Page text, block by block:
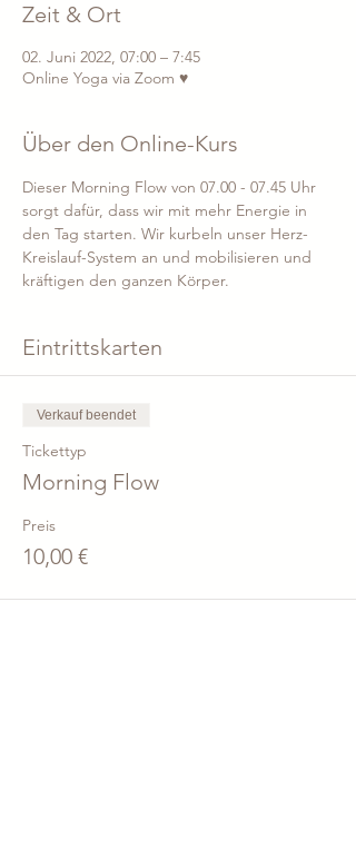
Zeit & Ort
02. Juni 2022, 07:00 – 7:45
Online Yoga via Zoom ♥
Über den Online-Kurs
Dieser Morning Flow von 07.00 - 07.45 Uhr
sorgt dafür, dass wir mit mehr Energie in
den Tag starten. Wir kurbeln unser Herz-
Kreislauf-System an und mobilisieren und
kräftigen den ganzen Körper.
Eintrittskarten
Verkauf beendet
Tickettyp
Morning Flow
Preis
10,00 €